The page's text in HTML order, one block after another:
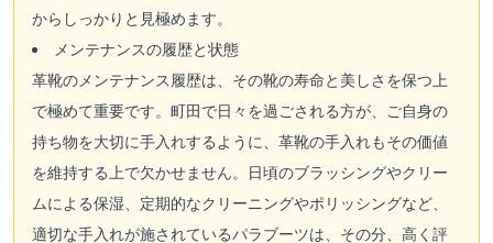
からしっかりと見極めます。
メンテナンスの履歴と状態
革靴のメンテナンス履歴は、その靴の寿命と美しさを保つ上
で極めて重要です。町田で日々を過ごされる方が、ご自身の
持ち物を大切に手入れするように、革靴の手入れもその価値
を維持する上で欠かせません。日頃のブラッシングやクリー
ムによる保湿、定期的なクリーニングやポリッシングなど、
適切な手入れが施されているパラブーツは、その分、高く評